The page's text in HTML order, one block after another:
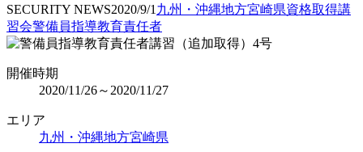
SECURITY NEWS2020/9/1 九州・沖縄地方宮崎県資格取得講
習会警備員指導教育責任者
開催時期
2020/11/26～2020/11/27
エリア
九州・沖縄地方宮崎県